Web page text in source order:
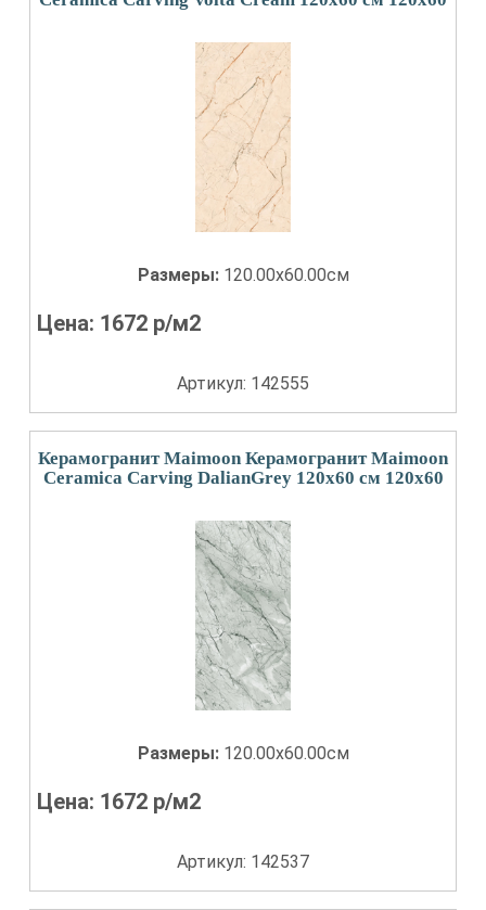
Размеры: 120.00x60.00см
Цена: 1672 р/м2
Артикул: 142555
Керамогранит Maimoon Керамогранит Maimoon
Ceramica Carving DalianGrey 120х60 см 120x60
Размеры: 120.00x60.00см
Цена: 1672 р/м2
Артикул: 142537